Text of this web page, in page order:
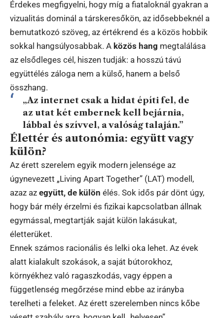
Érdekes megfigyelni, hogy míg a fiataloknál gyakran a
vizualitás dominál a társkeresőkön, az idősebbeknél a
bemutatkozó szöveg, az értékrend és a közös hobbik
sokkal hangsúlyosabbak. A közös hang megtalálása
az elsődleges cél, hiszen tudják: a hosszú távú
együttélés záloga nem a külső, hanem a belső
összhang.
„Az internet csak a hidat építi fel, de
az utat két embernek kell bejárnia,
lábbal és szívvel, a valóság talaján.”
Élettér és autonómia: együtt vagy
külön?
Az érett szerelem egyik modern jelensége az
úgynevezett „Living Apart Together” (LAT) modell,
azaz az együtt, de külön élés. Sok idős pár dönt úgy,
hogy bár mély érzelmi és fizikai kapcsolatban állnak
egymással, megtartják saját külön lakásukat,
életterüket.
Ennek számos racionális és lelki oka lehet. Az évek
alatt kialakult szokások, a saját bútorokhoz,
környékhez való ragaszkodás, vagy éppen a
függetlenség megőrzése mind ebbe az irányba
terelheti a feleket. Az érett szerelemben nincs kőbe